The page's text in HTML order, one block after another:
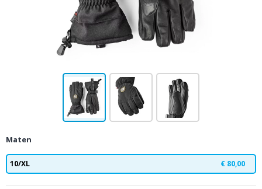
Maten
10/XL € 80,00